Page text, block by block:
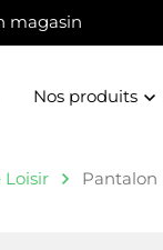
magasin
Nos produits
Loisir Pantalon